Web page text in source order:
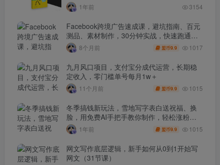
1年前 3154
Facebook跨境广告速成课，避坑指南、百元
测品、素材制作，30分钟实战，快速跑通首
单出单8个月前 盟币9.9 1017
九月风口项目，支付宝分成代运营，长期稳
定收入，零门槛单号每月1w＋
11个月前 盟币9.9 1015
冬季搞钱新玩法，雪地写字表白送祝福、换
脸，用免费AI手把手教你制作，轻松涨粉
3.5w，接单到手软
1年前 盟币9.9 1015
网文写作底层逻辑，新手如何从0到1开始写
网文（31节课）